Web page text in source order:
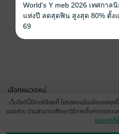
เลือกหมวดหมู่
บริการช่วยเหลือ
เว็บไซต์นี้มีการใช้คุกกี้ โปรดยอมรับนโยบายคุ
ของท่าน ท่านสามารถศึกษาวิธีการตั้งค่าการคว
ของเราที่นี่
World's Y meb 2026 เทศกาล
แห่งปี ลดสุดฟิน สูงสุด 80% ตั้ง
69